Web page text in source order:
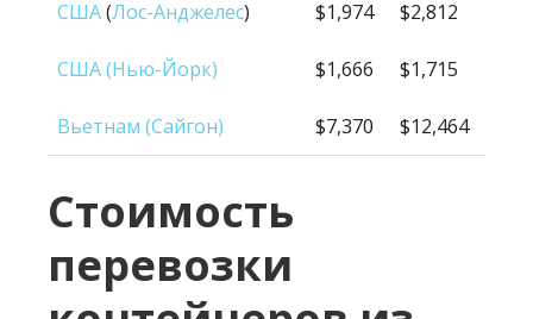
США(Лос-Анджелес) $1,974 $2,812
США (Нью-Йорк) $1,666 $1,715
Вьетнам (Сайгон) $7,370 $12,464
Стоимость
перевозки